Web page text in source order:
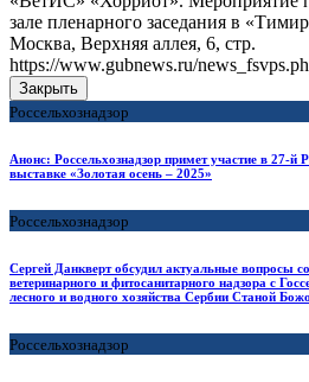
зале пленарного заседания в
Москва, Верхняя аллея, 6, стр.
https://www.gubnews.ru/
Закрыть
Россельхознадзор
Анонс: Россельхознадзор примет участие в 27-
выставке «Золотая осень – 2025»
Россельхознадзор
Сергей Данкверт обсудил актуальные вопросы
ветеринарного и фитосанитарного надзора с
лесного и водного хозяйства Сербии Станой
Россельхознадзор